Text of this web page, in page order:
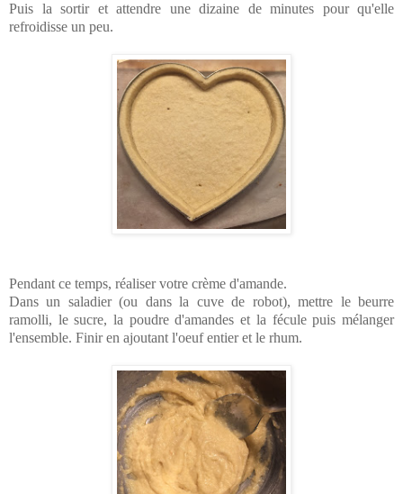
Puis la sortir et attendre une dizaine de minutes pour qu'elle
refroidisse un peu.
Pendant ce temps, réaliser votre crème d'amande.
Dans un saladier (ou dans la cuve de robot), mettre le beurre
ramolli, le sucre, la poudre d'amandes et la fécule puis mélanger
l'ensemble. Finir en ajoutant l'oeuf entier et le rhum.